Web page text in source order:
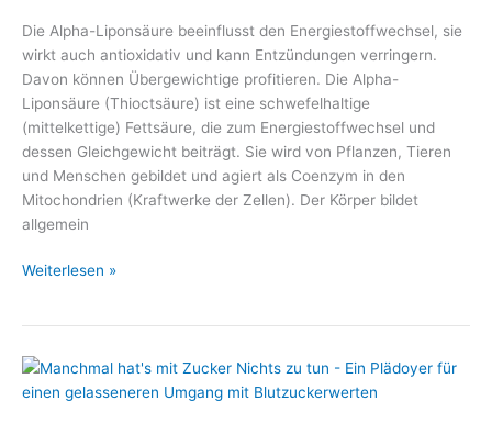
Die Alpha-Liponsäure beeinflusst den Energiestoffwechsel, sie
wirkt auch antioxidativ und kann Entzündungen verringern.
Davon können Übergewichtige profitieren. Die Alpha-
Liponsäure (Thioctsäure) ist eine schwefelhaltige
(mittelkettige) Fettsäure, die zum Energiestoffwechsel und
dessen Gleichgewicht beiträgt. Sie wird von Pflanzen, Tieren
und Menschen gebildet und agiert als Coenzym in den
Mitochondrien (Kraftwerke der Zellen). Der Körper bildet
allgemein
Alpha-
Abbau
von
Weiterlesen »